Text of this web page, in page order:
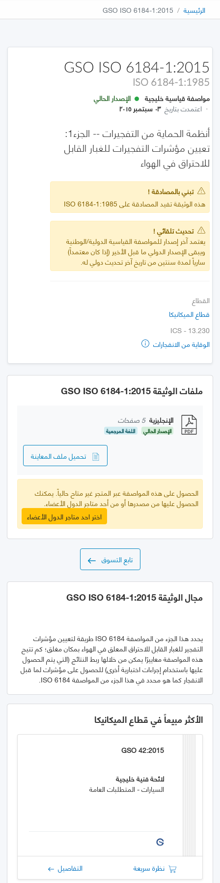
الرئيسية GSO ISO 6184-1:2015
GSO ISO 6184-1:2015
ISO 6184-1:1985
مواصفة قياسية خليجية
الإصدار الحالي
· اعتمدت بتاريخ ٠٣ سبتمبر ٢٠١٥
أنظمة الحماية من التفجيرات -- الجزء1:
تعيين مؤشرات التفجيرات للغبار القابل
للاحتراق في الهواء
تبني بالمصادقة !
هذه الوثيقة تفيد المصادقة على ISO 6184-1:1985
تحديث تلقائي !
يعتمد آخر إصدار للمواصفة القياسية الدولية/الوطنية
ويبقى الإصدار الدولي ما قبل الأخير (إذا كان معتمداً)
سارياً لمدة سنتين من تاريخ آخر تحديث دولي له.
القطاع
قطاع الميكانيكا
ICS - 13.230
الوقاية من الانفجارات
ملفات الوثيقة GSO ISO 6184-1:2015
الإنجليزية 5 صفحات
الإصدار الحالي اللغة المرجعية
تحميل ملف المعاينة
الحصول على هذه المواصفة عبر المتجر غير متاح حالياً. يمكنك
الحصول عليها من مصدرها أو من أحد متاجر الدول الأعضاء.
اختر احد متاجر الدول الأعضاء
تابع التسوق
مجال الوثيقة GSO ISO 6184-1:2015
يحدد هذا الجزء من المواصفة ISO 6184 طريقة لتعيين مؤشرات
التفجير للغبار القابل للاحتراق المعلق في الهواء بمكان مغلق؛ كم تتيح
هذه المواصفة معاييرًا يمكن من خلالها ربط النتائج (التي يتم الحصول
عليها باستخدام إجراءات اختبارية أخرى) للحصول على مؤشرات لما قبل
الانفجار كما هو محدد في هذا الجزء من المواصفة ISO 6184.
الأكثر مبيعاً في قطاع الميكانيكا
GSO 42:2015
لائحة فنية خليجية
السيارات - المتطلبات العامة
نظرة سريعة التفاصيل